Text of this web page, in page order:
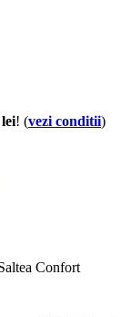
! (vezi conditii)
Confort